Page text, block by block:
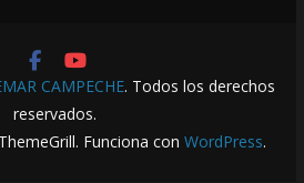
CAMPECHE. Todos los derechos
reservados.
Funciona conWordPress.